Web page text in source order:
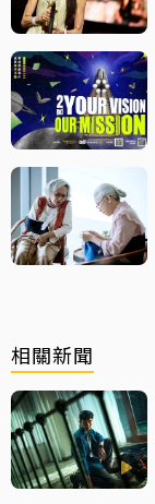
相關新聞